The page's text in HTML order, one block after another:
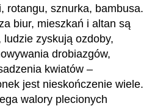
rotangu, sznurka, bambusa.
biur, mieszkań i altan są
ludzie zyskują ozdoby,
drobiazgów,
kwiatów –
jest nieskończenie wiele.
walory plecionych